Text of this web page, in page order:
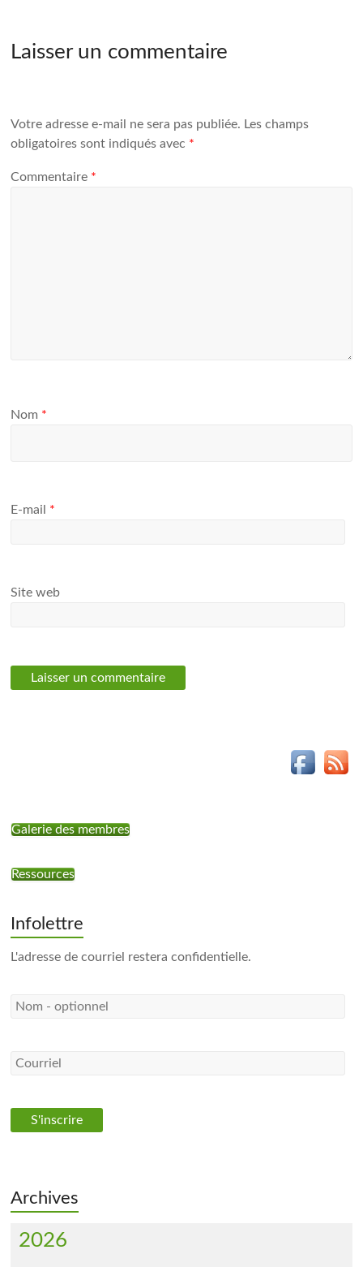
Laisser un commentaire
Votre adresse e-mail ne sera pas publiée. Les champs
obligatoires sont indiqués avec *
Commentaire *
Nom *
E-mail *
Site web
Galerie des membres
Ressources
Infolettre
L'adresse de courriel restera confidentielle.
Archives
2026